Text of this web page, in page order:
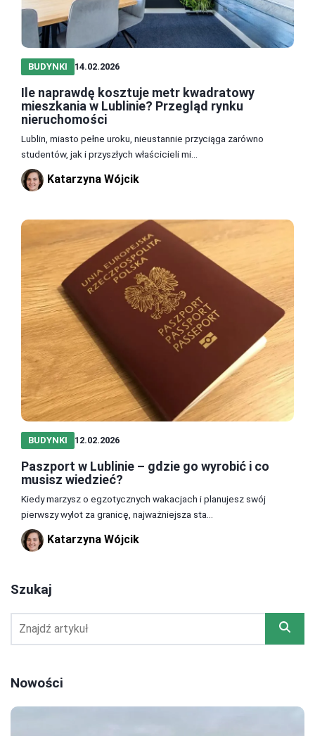
BUDYNKI 14.02.2026
Ile naprawdę kosztuje metr kwadratowy
mieszkania w Lublinie? Przegląd rynku
nieruchomości
Lublin, miasto pełne uroku, nieustannie przyciąga zarówno
studentów, jak i przyszłych właścicieli mi...
Katarzyna Wójcik
BUDYNKI 12.02.2026
Paszport w Lublinie – gdzie go wyrobić i co
musisz wiedzieć?
Kiedy marzysz o egzotycznych wakacjach i planujesz swój
pierwszy wylot za granicę, najważniejsza sta...
Katarzyna Wójcik
Szukaj
Nowości